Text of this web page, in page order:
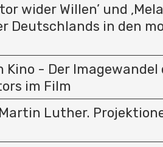
wider Willen’ und
Deutschlands in den
Kino - Der Imagewandel
im Film
Luther.